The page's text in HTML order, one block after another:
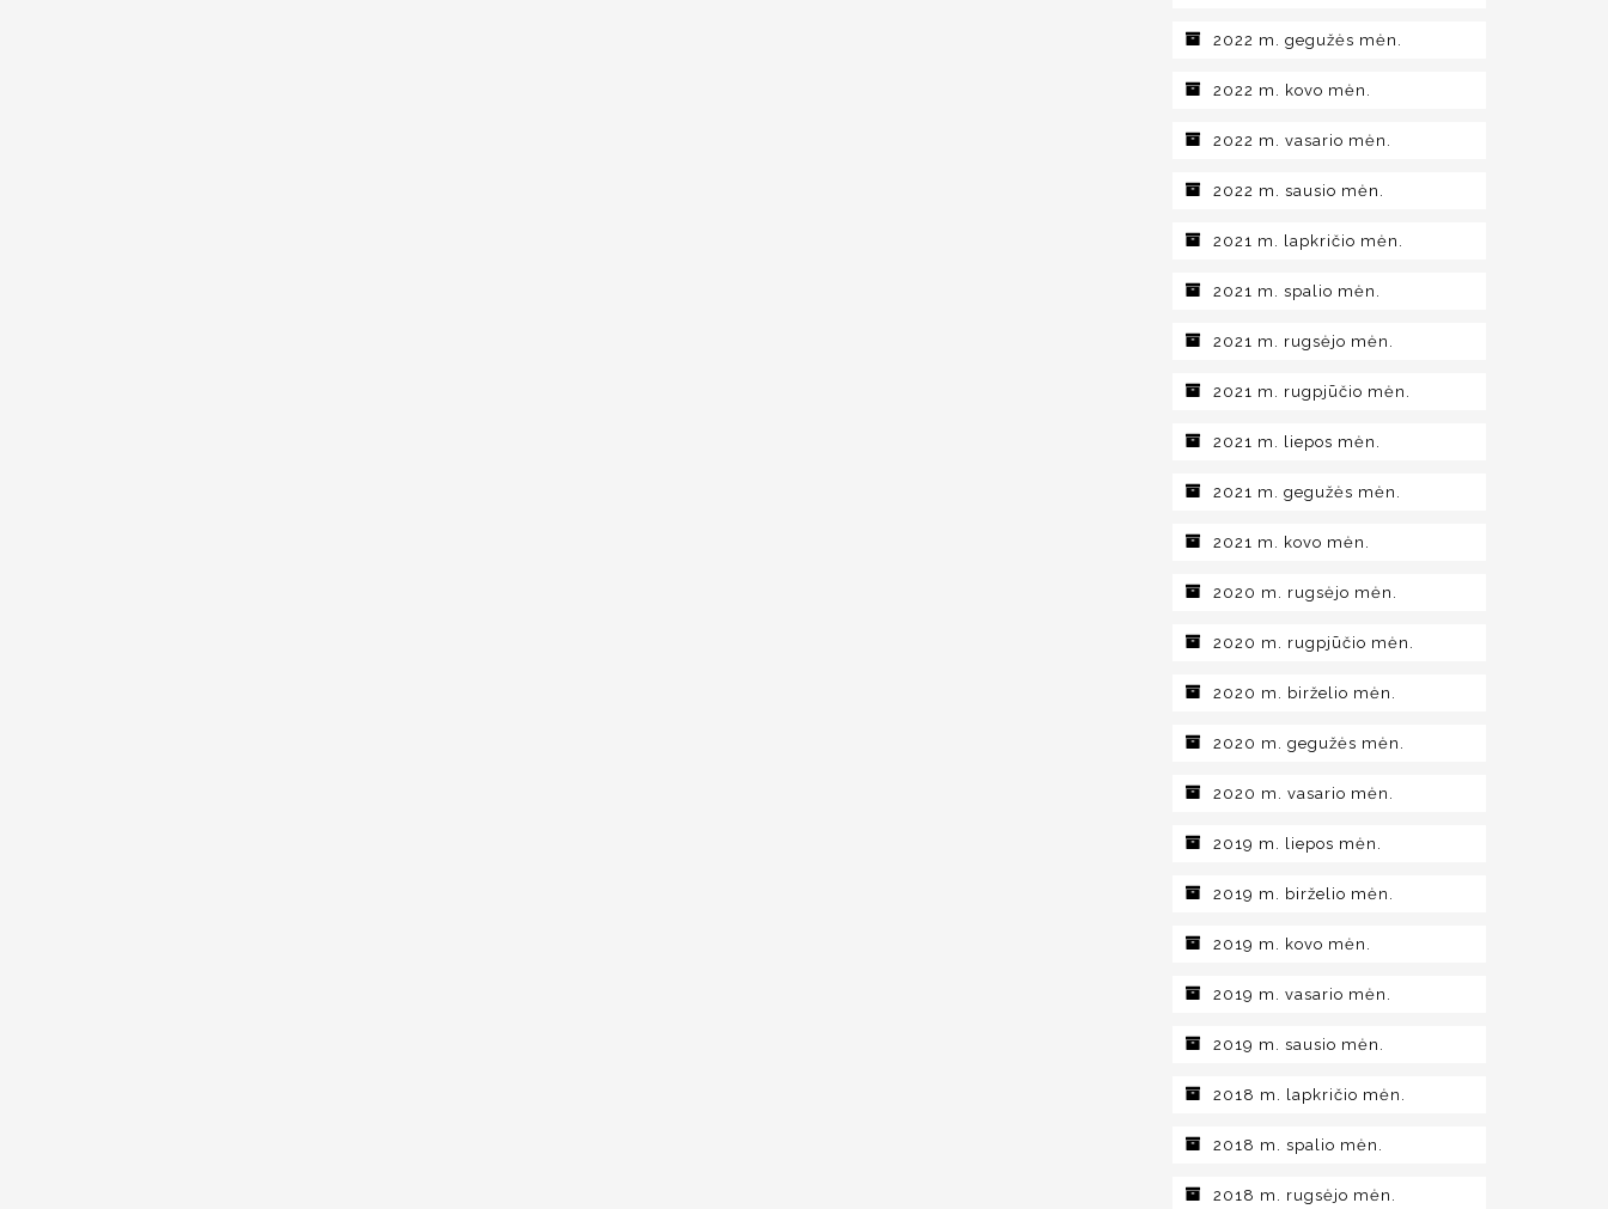
2022 m. gegužės mėn.
2022 m. kovo mėn.
2022 m. vasario mėn.
2022 m. sausio mėn.
2021 m. lapkričio mėn.
2021 m. spalio mėn.
2021 m. rugsėjo mėn.
2021 m. rugpjūčio mėn.
2021 m. liepos mėn.
2021 m. gegužės mėn.
2021 m. kovo mėn.
2020 m. rugsėjo mėn.
2020 m. rugpjūčio mėn.
2020 m. birželio mėn.
2020 m. gegužės mėn.
2020 m. vasario mėn.
2019 m. liepos mėn.
2019 m. birželio mėn.
2019 m. kovo mėn.
2019 m. vasario mėn.
2019 m. sausio mėn.
2018 m. lapkričio mėn.
2018 m. spalio mėn.
2018 m. rugsėjo mėn.